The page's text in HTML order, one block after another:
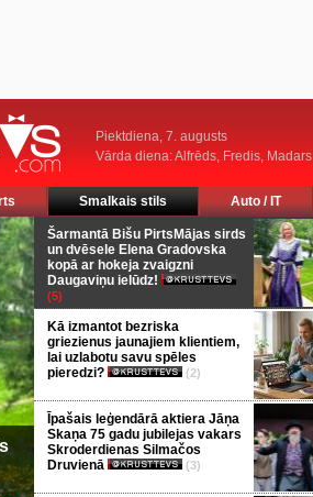
Piektdiena, 7. augusts
Vārda diena: Alfrēds, Fredis, Madars
Smalkais stils Auto / IT
Šarmantā Bišu PirtsMājas sirds
un dvēsele Elena Gradovska
kopā ar hokeja zvaigzni
Daugaviņu ielūdz!
(5)
Kā izmantot bezriska
griezienus jaunajiem klientiem,
lai uzlabotu savu spēles
pieredzi?
(2)
Īpašais leģendārā aktiera Jāņa
Skaņa 75 gadu jubilejas vakars
Skroderdienas Silmačos
Druvienā
(3)